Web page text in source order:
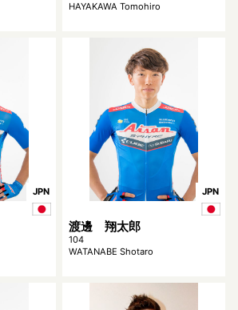
HAYAKAWA Tomohiro
JPN JPN
渡邊 翔太郎
104
WATANABE Shotaro